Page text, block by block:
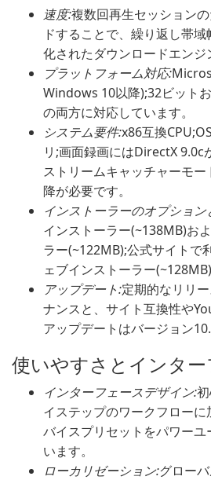
速度:複数回再生セッション
ドすることで、繰り返し帯
化されたダウンロードエンジ
プラットフォーム対応:
Windows 10以降);32ビット
の両方に対応しています。
システム要件:x86互換
リ;画面録画にはDirectX 9.0c
ストリームキャッチャーモ
降が必要です。
インストーラーのオプション
インストーラー(~138MB)お
ラー(~122MB);公式サイトで
ェブインストーラー(~128MB)
アップデート:定期的なリリ
ナンスと、サイト互換性や
アップデートはバージョン
使いやすさとインター
インターフェースデザイン:
イステップのワークフロー
バイスプリセットをパワー
います。
ローカリゼーション:グロー